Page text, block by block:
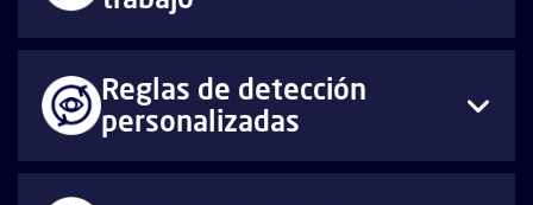
Reglas de detección
personalizadas